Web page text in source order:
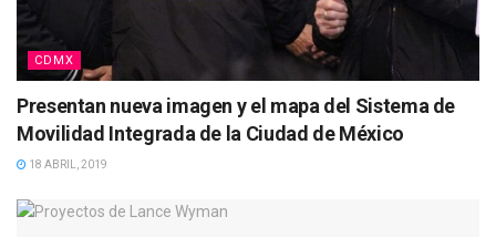
CDMX
Presentan nueva imagen y el mapa del Sistema de
Movilidad Integrada de la Ciudad de México
18 ABRIL, 2019